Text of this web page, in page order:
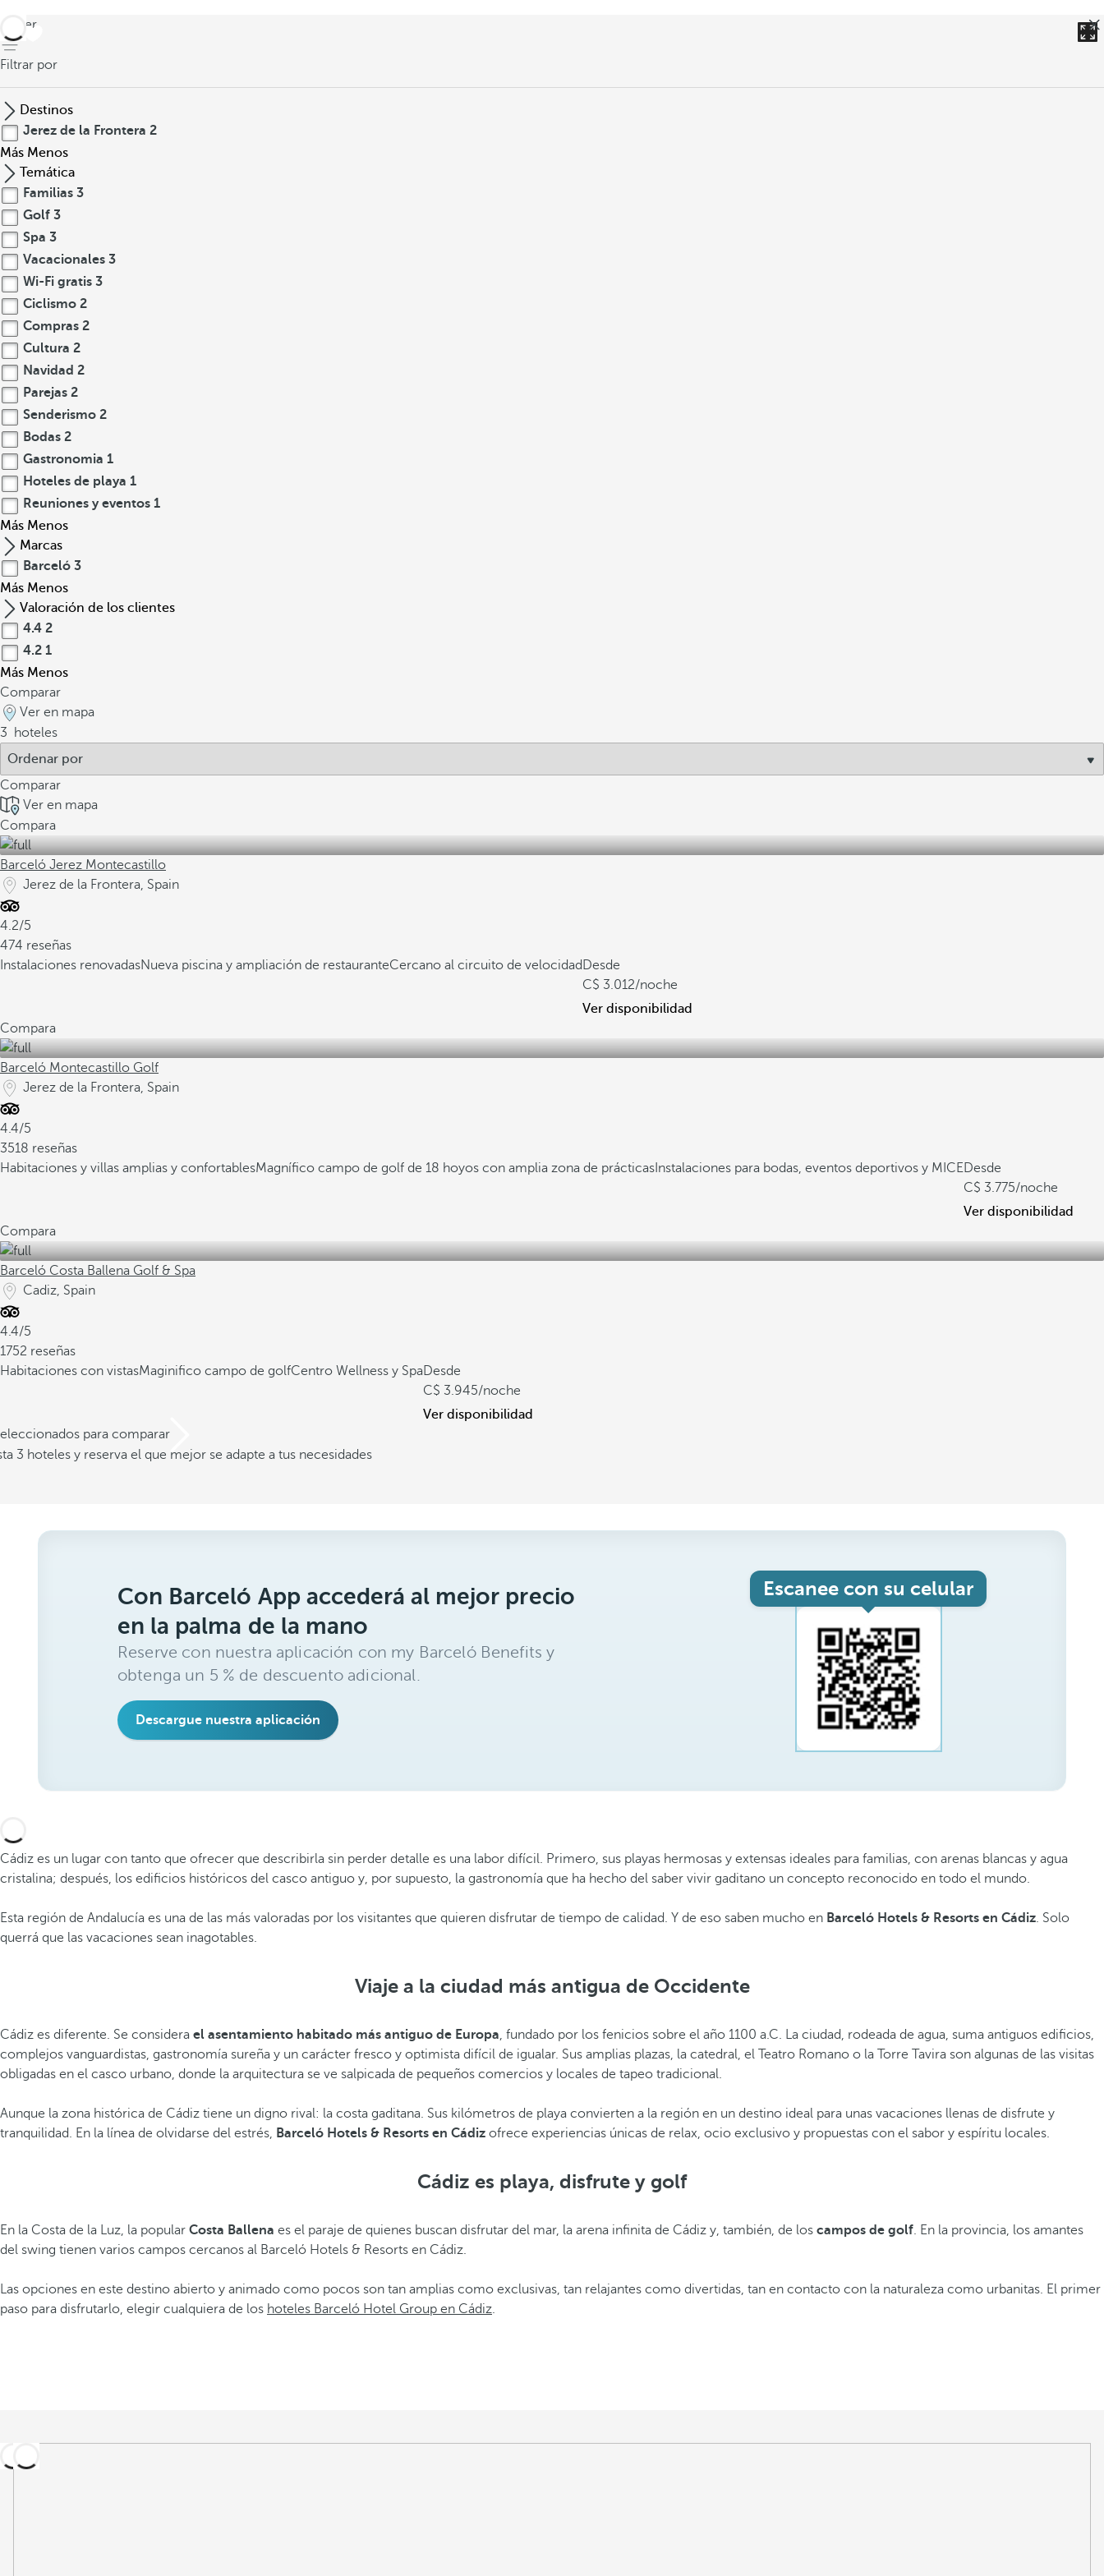
volver
Filtrar por
Destinos
Jerez de la Frontera 2
Más Menos
Temática
Familias 3
Golf 3
Spa 3
Vacacionales 3
Wi-Fi gratis 3
Ciclismo 2
Compras 2
Cultura 2
Navidad 2
Parejas 2
Senderismo 2
Bodas 2
Gastronomia 1
Hoteles de playa 1
Reuniones y eventos 1
Más Menos
Marcas
Barceló 3
Más Menos
Valoración de los clientes
4.4 2
4.2 1
Más Menos
Comparar
Ver en mapa
3
hoteles
Comparar
Ver en mapa
Compara
Barceló Jerez Montecastillo
Jerez de la Frontera, Spain
4.2/5
474 reseñas
Instalaciones renovadasNueva piscina y ampliación de restauranteCercano al circuito de velocidad Desde
3.012/noche
Ver disponibilidad
Compara
Barceló Montecastillo Golf
Jerez de la Frontera, Spain
4.4/5
3518 reseñas
Habitaciones y villas amplias y confortablesMagnífico campo de golf de 18 hoyos con amplia zona de prácticas Instalaciones para bodas, eventos deportivos y MICEDesde
3.775/noche
Ver disponibilidad
Compara
Barceló Costa Ballena Golf & Spa
Cadiz, Spain
4.4/5
1752 reseñas
Habitaciones con vistasMaginifico campo de golfCentro Wellness y SpaDesde
3.945/noche
Ver disponibilidad
para comparar
3 hoteles y reserva el que mejor se adapte a tus necesidades
Con Barceló App accederá al mejor precio
en la palma de la mano
Reserve con nuestra aplicación con my Barceló Benefits y
obtenga un 5 % de descuento adicional.
Descargue nuestra aplicación
Escanee con su celular
Cádiz es un lugar con tanto que ofrecer que describirla sin perder detalle es una labor difícil. Primero, sus playas hermosas y extensas ideales para familias, con arenas blancas y agua
cristalina; después, los edificios históricos del casco antiguo y, por supuesto, la gastronomía que ha hecho del saber vivir gaditano un concepto reconocido en todo el mundo.
Esta región de Andalucía es una de las más valoradas por los visitantes que quieren disfrutar de tiempo de calidad. Y de eso saben mucho en Barceló Hotels & Resorts en Cádiz. Solo
querrá que las vacaciones sean inagotables.
Viaje a la ciudad más antigua de Occidente
Cádiz es diferente. Se considera el asentamiento habitado más antiguo de Europa, fundado por los fenicios sobre el año 1100 a.C. La ciudad, rodeada de agua, suma antiguos edificios,
complejos vanguardistas, gastronomía sureña y un carácter fresco y optimista difícil de igualar. Sus amplias plazas, la catedral, el Teatro Romano o la Torre Tavira son algunas de las visitas
obligadas en el casco urbano, donde la arquitectura se ve salpicada de pequeños comercios y locales de tapeo tradicional.
Aunque la zona histórica de Cádiz tiene un digno rival: la costa gaditana. Sus kilómetros de playa convierten a la región en un destino ideal para unas vacaciones llenas de disfrute y
tranquilidad. En la línea de olvidarse del estrés, Barceló Hotels & Resorts en Cádiz ofrece experiencias únicas de relax, ocio exclusivo y propuestas con el sabor y espíritu locales.
Cádiz es playa, disfrute y golf
En la Costa de la Luz, la popular Costa Ballena es el paraje de quienes buscan disfrutar del mar, la arena infinita de Cádiz y, también, de los campos de golf. En la provincia, los amantes
del swing tienen varios campos cercanos al Barceló Hotels & Resorts en Cádiz.
Las opciones en este destino abierto y animado como pocos son tan amplias como exclusivas, tan relajantes como divertidas, tan en contacto con la naturaleza como urbanitas. El primer
paso para disfrutarlo, elegir cualquiera de los hoteles Barceló Hotel Group en Cádiz.